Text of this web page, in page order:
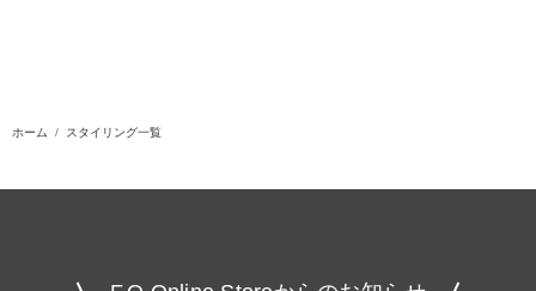
ホーム スタイリング一覧